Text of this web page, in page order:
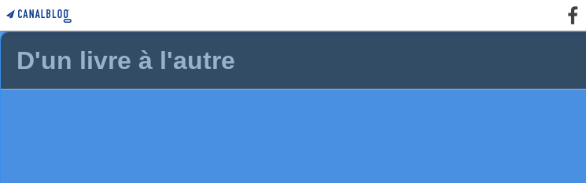
D'un livre à l'autre